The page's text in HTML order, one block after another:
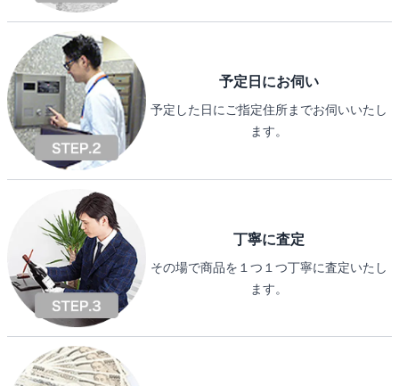
予定日にお伺い
予定した日にご指定住所までお伺いいたし
ます。
丁寧に査定
その場で商品を１つ１つ丁寧に査定いたし
ます。